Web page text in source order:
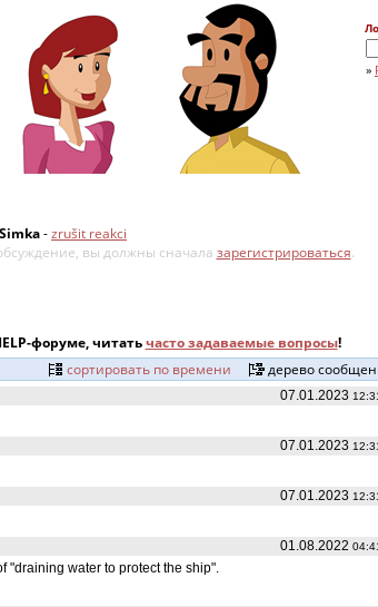
»
Simka-zrušit reakci
вы должны сначала зарегистрироваться.
форуме, читатьчасто задаваемые вопросы!
сортировать по времени
дерево
07.01.2023
07.01.2023
07.01.2023
01.08.2022
"draining water to protect the ship".